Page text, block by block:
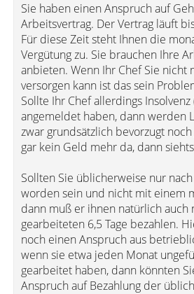
Sie haben einen Anspruch auf
Arbeitsvertrag. Der Vertrag läuft
Für diese Zeit steht Ihnen die
Vergütung zu. Sie brauchen Ihre
anbieten. Wenn Ihr Chef Sie nicht
versorgen kann ist das sein
Sollte Ihr Chef allerdings Insolvenz
angemeldet haben, dann werden
zwar grundsätzlich bevorzugt
gar kein Geld mehr da, dann
Sollten Sie üblicherweise nur
worden sein und nicht mit einem
dann muß er ihnen natürlich auch
gearbeiteten 6,5 Tage bezahlen.
noch einen Anspruch aus
wenn sie etwa jeden Monat
gearbeitet haben, dann könnten
Anspruch auf Bezahlung der